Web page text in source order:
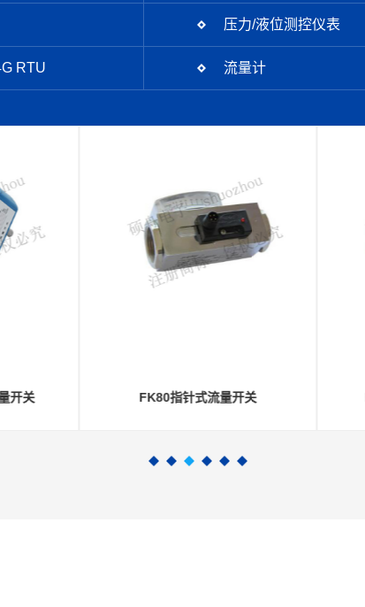
RTU
压力/液位测控仪表
流量计
关 FK70系列滚珠式流量开关